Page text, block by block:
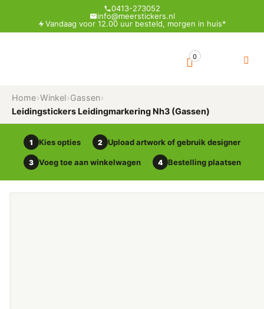
0413-273052
info@meerstickers.nl
Vandaag voor 12.00 uur besteld, morgen in huis*
0
Home›Winkel›Gassen›
Leidingstickers Leidingmarkering Nh3 (Gassen)
1 Kies opties 2 Upload artwork of gebruik designer
3 Voeg toe aan winkelwagen 4 Bestelling plaatsen